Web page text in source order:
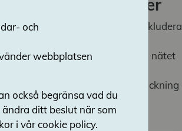
iakttagelser
granskade skolorna behöver inkludera
bild av elevernas utsatthet på nätet
kan användas i större utsträckning
göra eleverna medvetna om
och
webbplatsen
också begränsa vad du
ditt beslut när som
i vår cookie policy.